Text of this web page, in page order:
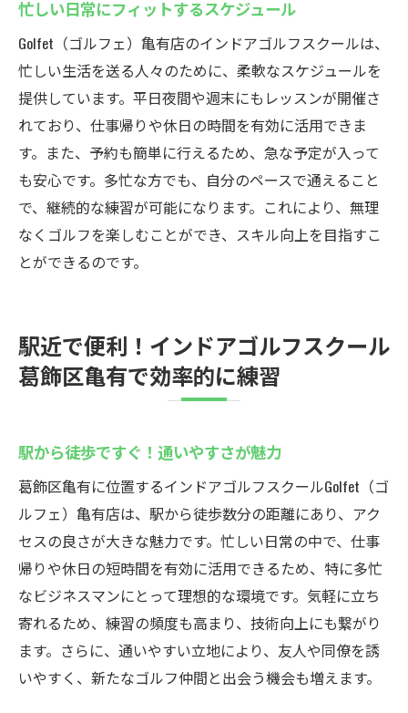
忙しい日常にフィットするスケジュール
Golfet（ゴルフェ）亀有店のインドアゴルフスクールは、
忙しい生活を送る人々のために、柔軟なスケジュールを
提供しています。平日夜間や週末にもレッスンが開催さ
れており、仕事帰りや休日の時間を有効に活用できま
す。また、予約も簡単に行えるため、急な予定が入って
も安心です。多忙な方でも、自分のペースで通えること
で、継続的な練習が可能になります。これにより、無理
なくゴルフを楽しむことができ、スキル向上を目指すこ
とができるのです。
駅近で便利！インドアゴルフスクール
葛飾区亀有で効率的に練習
駅から徒歩ですぐ！通いやすさが魅力
葛飾区亀有に位置するインドアゴルフスクールGolfet（ゴ
ルフェ）亀有店は、駅から徒歩数分の距離にあり、アク
セスの良さが大きな魅力です。忙しい日常の中で、仕事
帰りや休日の短時間を有効に活用できるため、特に多忙
なビジネスマンにとって理想的な環境です。気軽に立ち
寄れるため、練習の頻度も高まり、技術向上にも繋がり
ます。さらに、通いやすい立地により、友人や同僚を誘
いやすく、新たなゴルフ仲間と出会う機会も増えます。